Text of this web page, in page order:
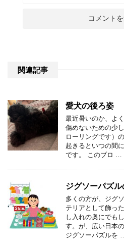
関連記事
愛犬の後ろ姿
最近暑いのか、よ
傷めないための少
ローリングです）
起きるといつの間
です。 このブロ …
ジグソーパズ
多くの方が、ジグ
テリアとして飾っ
し入れの奥にでも
す。が、広い日本
ジグソーパズルを …